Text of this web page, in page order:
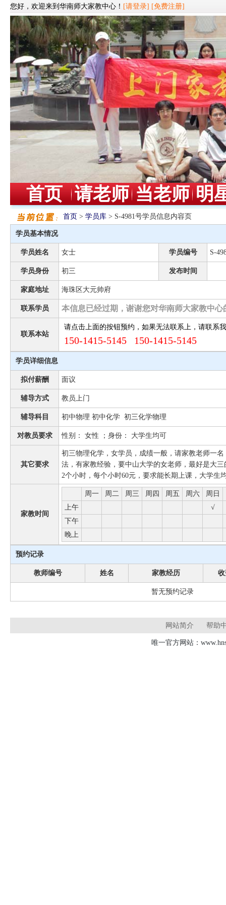
您好，欢迎来到华南师大家教中心！ [请登录] [免费注册]
首页 请老师 当老师 明
首页 > 学员库 > S-4981号学员信息内容页
学员基本情况
学员姓名 女士 学员编号 S-
学员身份 初三 发布时间
家庭地址 海珠区大元帅府
联系学员 本信息已经过期，谢谢您对华南师大家教中心
联系本站
请点击上面的按钮预约，如果无法联系上，请联系
150-1415-5145 150-1415-5145
学员详细信息
拟付薪酬 面议
辅导方式 教员上门
辅导科目 初中物理 初中化学 初三化学物理
对教员要求 性别： 女性 ；身份： 大学生均可
其它要求
初三物理化学，女学员，成绩一般，请家教老师一
法，有家教经验，要中山大学的女老师，最好是大
2个小时，每个小时60元，要求能长期上课，大学生
家教时间
周一 周二 周三 周四 周五 周六 周日
上午
√
下午
晚上
预约记录
教师编号 姓名 家教经历
暂无预约记录
网站简介 帮助
唯一官方网站：